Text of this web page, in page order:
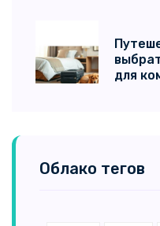
для
Облако тегов